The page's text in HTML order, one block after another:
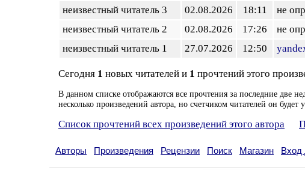
неизвестный читатель 3
02.08.2026 18:11
не
неизвестный читатель 2
02.08.2026 17:26
не
неизвестный читатель 1
27.07.2026 12:50
Сегодня 1 новых читателей и 1 прочтений этого
В данном списке отображаются все прочтения за последние две
несколько произведений автора, но счетчиком читателей он
Список прочтений всех произведений этого автора
Авторы Произведения Рецензии Поиск Магазин Вход